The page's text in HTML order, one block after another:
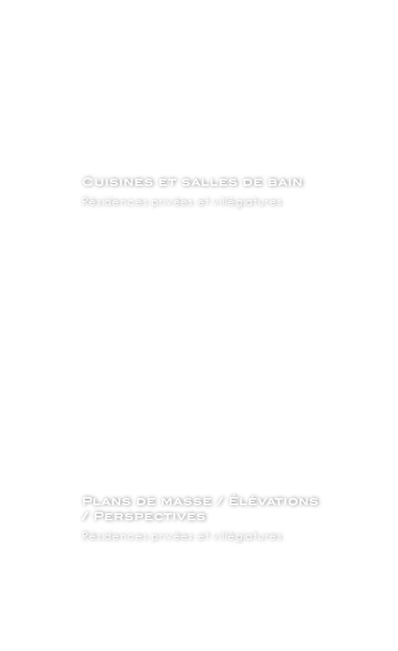
Cuisines et salles de bain
Résidences privées et villégiatures
Plans de masse / Élévations
/ Perspectives
Résidences privées et villégiatures